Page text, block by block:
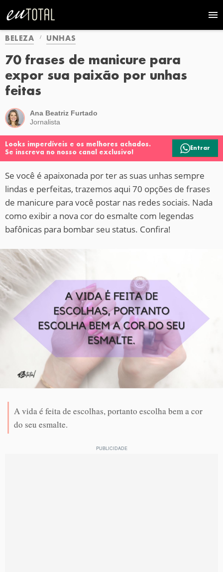
BELEZA UNHAS
70 frases de manicure para
expor sua paixão por unhas
feitas
Ana Beatriz Furtado
Jornalista
Looks imperdíveis e os melhores achados.
Se inscreva no nosso canal exclusivo!
Entrar
Se você é apaixonada por ter as suas unhas sempre
lindas e perfeitas, trazemos aqui 70 opções de frases
de manicure para você postar nas redes sociais. Nada
como exibir a nova cor do esmalte com legendas
bafônicas para bombar seu status. Confira!
A vida é feita de escolhas, portanto escolha bem a cor
do seu esmalte.